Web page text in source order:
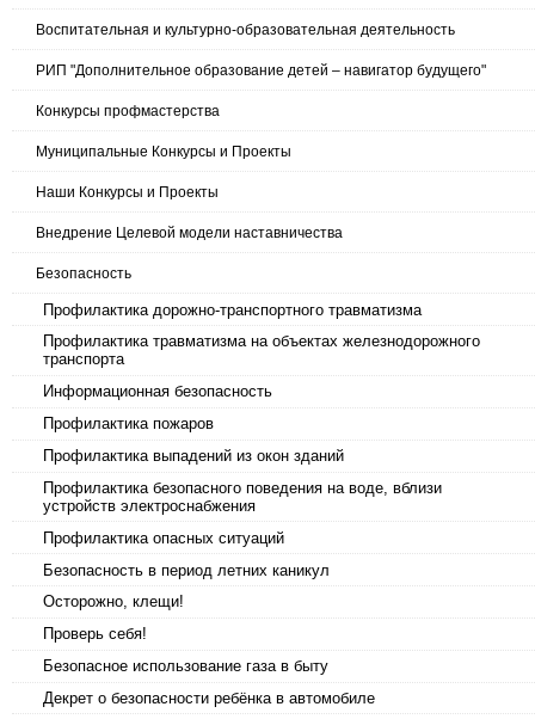
Воспитательная и культурно-образовательная деятельность
РИП "Дополнительное образование детей – навигатор будущего"
Конкурсы профмастерства
Муниципальные Конкурсы и Проекты
Наши Конкурсы и Проекты
Внедрение Целевой модели наставничества
Безопасность
Профилактика дорожно-транспортного травматизма
Профилактика травматизма на объектах железнодорожного
транспорта
Информационная безопасность
Профилактика пожаров
Профилактика выпадений из окон зданий
Профилактика безопасного поведения на воде, вблизи
устройств электроснабжения
Профилактика опасных ситуаций
Безопасность в период летних каникул
Осторожно, клещи!
Проверь себя!
Безопасное использование газа в быту
Декрет о безопасности ребёнка в автомобиле